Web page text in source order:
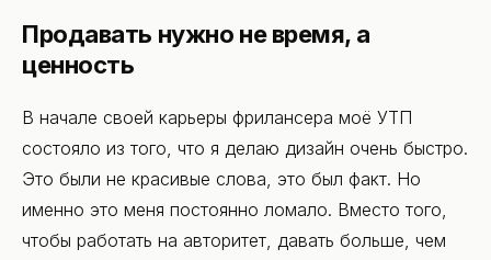
Продавать нужно не время, а
ценность
В начале своей карьеры фрилансера моё УТП
состояло из того, что я делаю дизайн очень быстро.
Это были не красивые слова, это был факт. Но
именно это меня постоянно ломало. Вместо того,
чтобы работать на авторитет, давать больше, чем